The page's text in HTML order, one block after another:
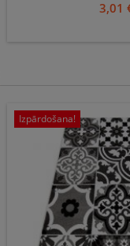
kg/m2 ▪
Audums: 100%
3,01
Izpārdošana!